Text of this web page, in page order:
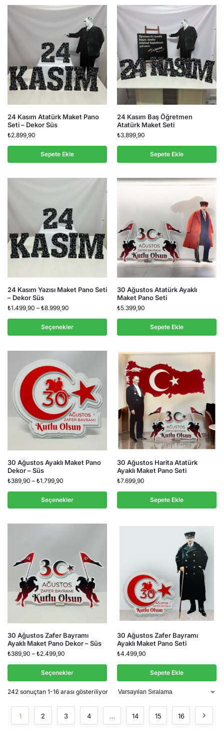
24 Kasım Atatürk Maket Pano
Seti – Dekor Süs
₺2.899,90
Sepete Ekle
24 Kasım Baş Öğretmen
Atatürk Maket Seti
₺3.899,90
Sepete Ekle
24 Kasım Yazısı Maket Pano Seti
– Dekor Süs
₺1.499,90 – ₺8.999,90
Seçenekler
30 Ağustos Atatürk Ayaklı
Maket Pano Seti
₺5.399,90
Sepete Ekle
30 Ağustos Ayaklı Maket Pano
Dekor – Süs
₺389,90 – ₺1.799,90
Seçenekler
30 Ağustos Harita Atatürk
Ayaklı Maket Pano Seti
₺7.699,90
Sepete Ekle
30 Ağustos Zafer Bayramı
Ayaklı Maket Pano Dekor – Süs
₺389,90 – ₺2.499,90
Seçenekler
30 Ağustos Zafer Bayramı
Ayaklı Maket Pano Seti
₺4.499,90
Sepete Ekle
242 sonuçtan 1-16 arası gösteriliyor
1 2 3 4 … 14 15 16